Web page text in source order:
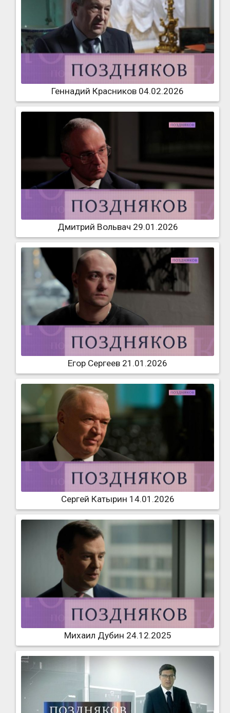
Геннадий Красников 04.02.2026
Дмитрий Вольвач 29.01.2026
Егор Сергеев 21.01.2026
Сергей Катырин 14.01.2026
Михаил Дубин 24.12.2025